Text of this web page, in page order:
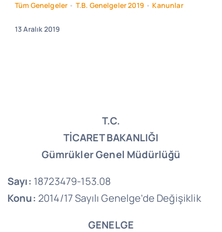
Tüm Genelgeler • T.B. Genelgeler 2019 • Kanunlar
13 Aralık 2019
T.C.
TİCARET BAKANLIĞI
Gümrükler Genel Müdürlüğü
Sayı: 18723479-153.08
Konu: 2014/17 Sayılı Genelge’de Değişiklik
GENELGE